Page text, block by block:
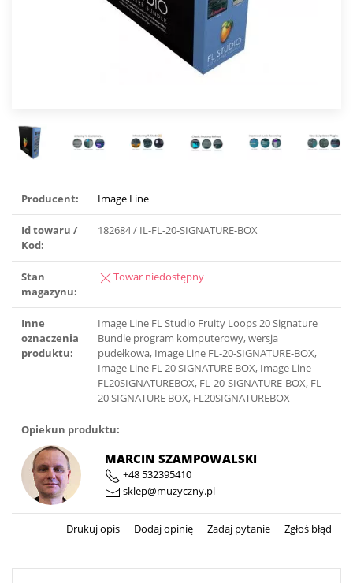
Producent: Image Line
Id towaru /
Kod:
182684 / IL-FL-20-SIGNATURE-BOX
Stan
magazynu:
Towar niedostępny
Inne
oznaczenia
produktu:
Image Line FL Studio Fruity Loops 20 Signature
Bundle program komputerowy, wersja
pudełkowa, Image Line FL-20-SIGNATURE-BOX,
Image Line FL 20 SIGNATURE BOX, Image Line
FL20SIGNATUREBOX, FL-20-SIGNATURE-BOX, FL
20 SIGNATURE BOX, FL20SIGNATUREBOX
Opiekun produktu:
MARCIN SZAMPOWALSKI
+48 532395410
sklep@muzyczny.pl
Drukuj opis Dodaj opinię Zadaj pytanie Zgłoś błąd